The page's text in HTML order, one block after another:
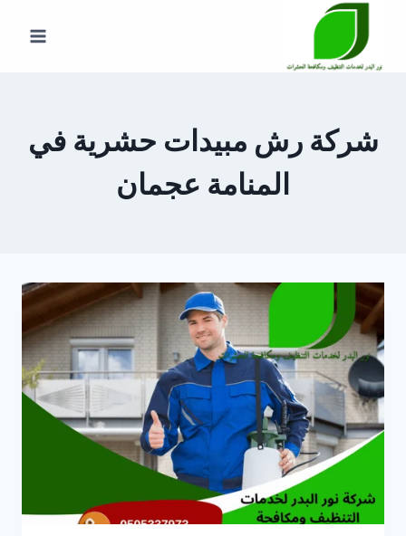
المحتوى
شركة رش مبيدات حشرية في
المنامة عجمان